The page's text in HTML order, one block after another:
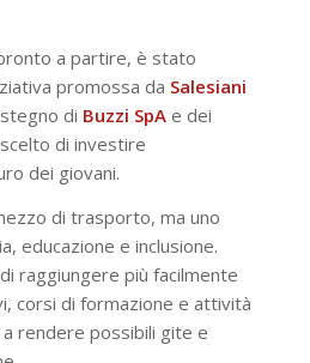
a partire, è stato
promossa da Salesiani
di Buzzi SpAe dei
di investire
dei giovani.
di trasporto, ma uno
educazione e inclusione.
raggiungere più facilmente
corsi di formazione e attività
rendere possibili gite e